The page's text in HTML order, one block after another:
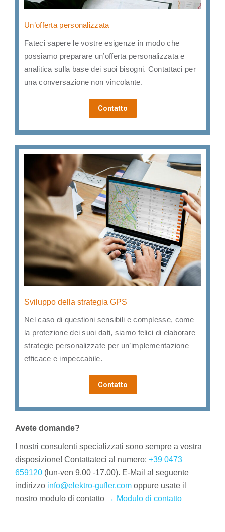
Un’offerta personalizzata
Fateci sapere le vostre esigenze in modo che
possiamo preparare un’offerta personalizzata e
analitica sulla base dei suoi bisogni. Contattaci per
una conversazione non vincolante.
Contatto
Sviluppo della strategia GPS
Nel caso di questioni sensibili e complesse, come
la protezione dei suoi dati, siamo felici di elaborare
strategie personalizzate per un’implementazione
efficace e impeccabile.
Contatto
Avete domande?
I nostri consulenti specializzati sono sempre a vostra
disposizione! Contattateci al numero: +39 0473
659120 (lun-ven 9.00 -17.00). E-Mail al seguente
indirizzo info@elektro-gufler.com oppure usate il
nostro modulo di contatto → Modulo di contatto